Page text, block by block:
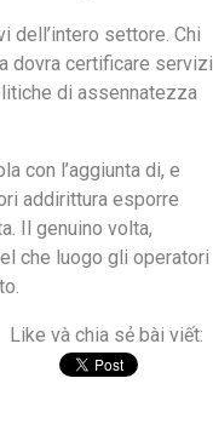
dell’intero settore. Chi
dovra certificare servizi
di assennatezza
con l’aggiunta di, e
addirittura esporre
Il genuino volta,
che luogo gli operatori
Like và chia sẻ bài viết: